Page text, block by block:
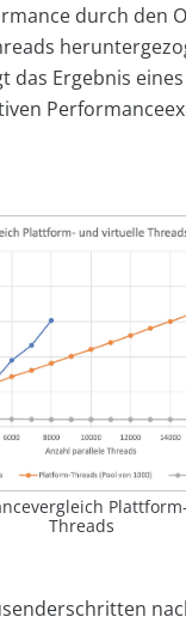
durch den
das Ergebnis
Threads